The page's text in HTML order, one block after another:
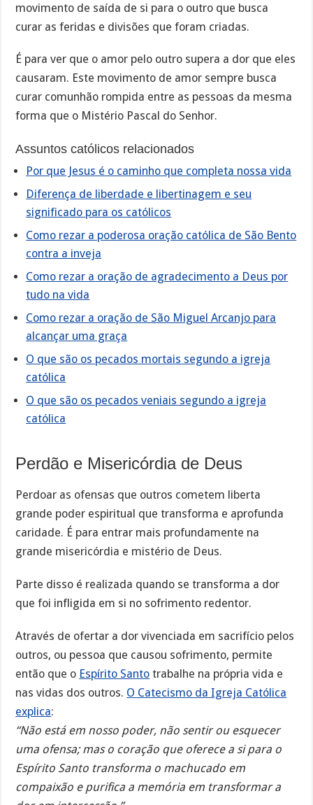
movimento de saída de si para o outro que busca
curar as feridas e divisões que foram criadas.
É para ver que o amor pelo outro supera a dor que eles
causaram. Este movimento de amor sempre busca
curar comunhão rompida entre as pessoas da mesma
forma que o Mistério Pascal do Senhor.
Assuntos católicos relacionados
Por que Jesus é o caminho que completa nossa vida
Diferença de liberdade e libertinagem e seu
significado para os católicos
Como rezar a poderosa oração católica de São Bento
contra a inveja
Como rezar a oração de agradecimento a Deus por
tudo na vida
Como rezar a oração de São Miguel Arcanjo para
alcançar uma graça
O que são os pecados mortais segundo a igreja
católica
O que são os pecados veniais segundo a igreja
católica
Perdão e Misericórdia de Deus
Perdoar as ofensas que outros cometem liberta
grande poder espiritual que transforma e aprofunda
caridade. É para entrar mais profundamente na
grande misericórdia e mistério de Deus.
Parte disso é realizada quando se transforma a dor
que foi infligida em si no sofrimento redentor.
Através de ofertar a dor vivenciada em sacrifício pelos
outros, ou pessoa que causou sofrimento, permite
então que o Espírito Santo trabalhe na própria vida e
nas vidas dos outros. O Catecismo da Igreja Católica
explica:
“Não está em nosso poder, não sentir ou esquecer
uma ofensa; mas o coração que oferece a si para o
Espírito Santo transforma o machucado em
compaixão e purifica a memória em transformar a